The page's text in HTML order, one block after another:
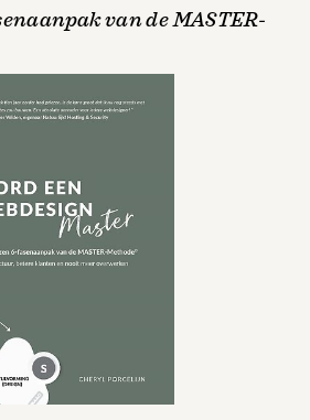
van de MASTER-